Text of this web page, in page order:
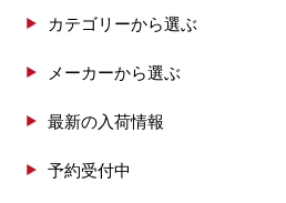
カテゴリーから選ぶ
メーカーから選ぶ
最新の入荷情報
予約受付中